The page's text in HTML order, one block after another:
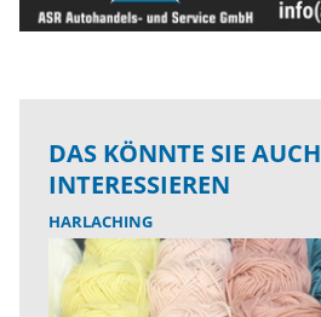
DAS KÖNNTE SIE AUCH
INTERESSIEREN
HARLACHING